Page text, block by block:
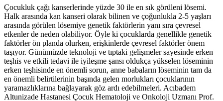
Çocukluk çağı kanserlerinde yüzde 30 ile en sık görüleni lösemi.
Halk arasında kan kanseri olarak bilinen ve çoğunlukla 2-5 yaşları
arasında görülen lösemiye genetik faktörlerin yanı sıra çevresel
etkenler de neden olabiliyor. Öyle ki çocuklarda genellikle genetik
faktörler ön planda olurken, erişkinlerde çevresel faktörler önem
taşıyor. Günümüzde teknoloji ve tıptaki gelişmeler sayesinde erken
teşhis ve etkili tedavi ile iyileşme şansı oldukça yükselen löseminin
erken teşhisinde en önemli sorun, anne babaların löseminin tam da
en önemli belirtilerinin başında gelen morlukları çocuklarının
yaramazlıklarına bağlayarak göz ardı edebilmeleri. Acıbadem
Altunizade Hastanesi Çocuk Hematoloji ve Onkoloji Uzmanı Prof.